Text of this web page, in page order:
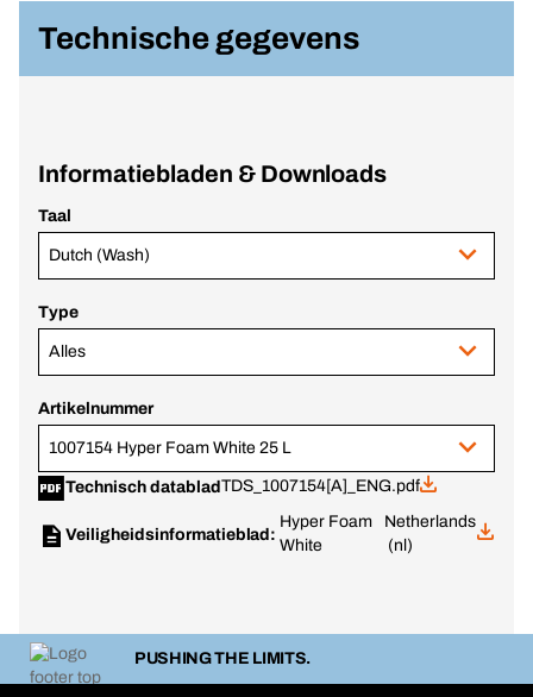
Technische gegevens
Informatiebladen & Downloads
Taal
Dutch (Wash)
Type
Alles
Artikelnummer
1007154 Hyper Foam White 25 L
Technisch datablad TDS_1007154[A]_ENG.pdf
Veiligheidsinformatieblad:
Hyper Foam
White
Netherlands
(nl)
PUSHING THE LIMITS.